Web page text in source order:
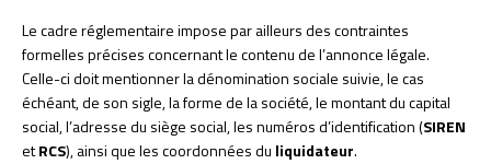
Le cadre réglementaire impose par ailleurs des contraintes
formelles précises concernant le contenu de l’annonce légale.
Celle-ci doit mentionner la dénomination sociale suivie, le cas
échéant, de son sigle, la forme de la société, le montant du capital
social, l’adresse du siège social, les numéros d’identification (SIREN
etRCS), ainsi que les coordonnées du liquidateur.